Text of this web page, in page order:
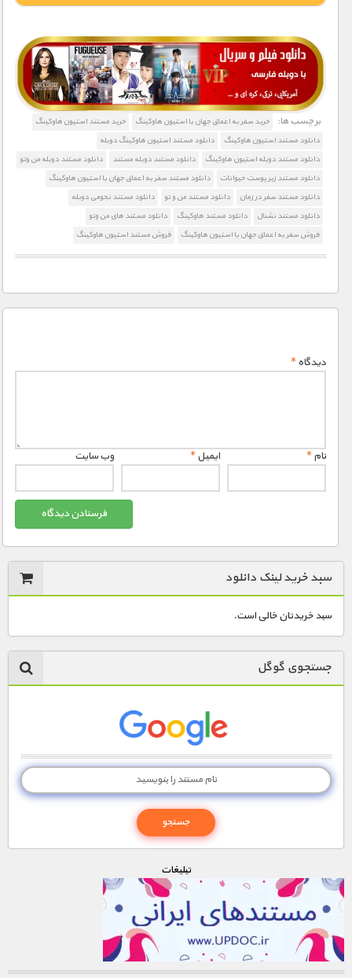
1900 تومان – خريد لينک دانلود (افزودن به سبد خريد)
برچسب ها: خرید سفر به اعماق جهان با استیون هاوکینگ
خرید مستند استیون هاوکینگ
دانلود مستند استیون هاوکینگ
دانلود مستند استیون هاوکینگ دوبله
دانلود مستند دوبله استیون هاوکینگ
دانلود مستند دوبله مستند
دانلود مستند دوبله من وتو
دانلود مستند زیر پوست حیوانات
دانلود مستند سفر به اعماق جهان با استیون هاوکینگ
دانلود مستند سفر در زمان
دانلود مستند من و تو
دانلود مستند نجومی دوبله
دانلود مستند نشنال
دانلود مستند هاوکینگ
دانلود مستند های من وتو
فروش سفر به اعماق جهان با استیون هاوکینگ
فروش مستند استیون هاوکینگ
دیدگاه*
نام* ایمیل* وب‌ سایت
سبد خرید لینک دانلود
سبد خریدتان خالی است.
جستجوی گوگل
تبليغات